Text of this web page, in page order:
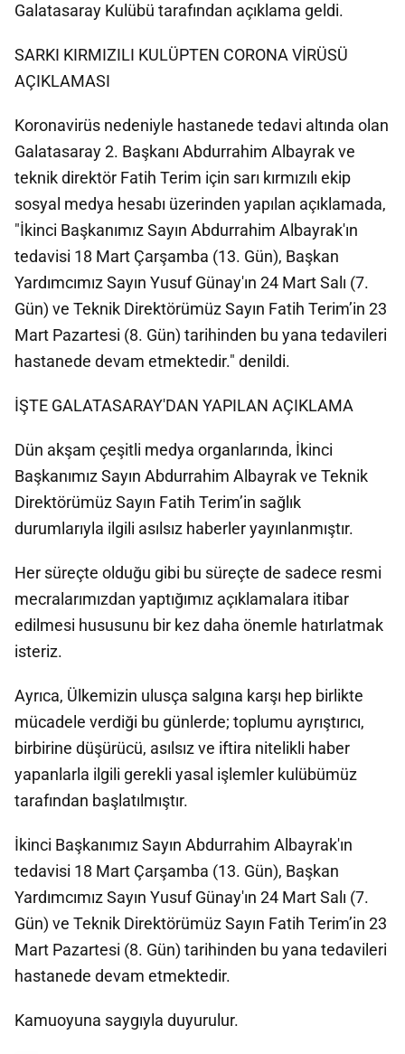
Galatasaray Kulübü tarafından açıklama geldi.
SARKI KIRMIZILI KULÜPTEN CORONA VİRÜSÜ
AÇIKLAMASI
Koronavirüs nedeniyle hastanede tedavi altında olan
Galatasaray 2. Başkanı Abdurrahim Albayrak ve
teknik direktör Fatih Terim için sarı kırmızılı ekip
sosyal medya hesabı üzerinden yapılan açıklamada,
"İkinci Başkanımız Sayın Abdurrahim Albayrak'ın
tedavisi 18 Mart Çarşamba (13. Gün), Başkan
Yardımcımız Sayın Yusuf Günay'ın 24 Mart Salı (7.
Gün) ve Teknik Direktörümüz Sayın Fatih Terim’in 23
Mart Pazartesi (8. Gün) tarihinden bu yana tedavileri
hastanede devam etmektedir." denildi.
İŞTE GALATASARAY'DAN YAPILAN AÇIKLAMA
Dün akşam çeşitli medya organlarında, İkinci
Başkanımız Sayın Abdurrahim Albayrak ve Teknik
Direktörümüz Sayın Fatih Terim’in sağlık
durumlarıyla ilgili asılsız haberler yayınlanmıştır.
Her süreçte olduğu gibi bu süreçte de sadece resmi
mecralarımızdan yaptığımız açıklamalara itibar
edilmesi hususunu bir kez daha önemle hatırlatmak
isteriz.
Ayrıca, Ülkemizin ulusça salgına karşı hep birlikte
mücadele verdiği bu günlerde; toplumu ayrıştırıcı,
birbirine düşürücü, asılsız ve iftira nitelikli haber
yapanlarla ilgili gerekli yasal işlemler kulübümüz
tarafından başlatılmıştır.
İkinci Başkanımız Sayın Abdurrahim Albayrak'ın
tedavisi 18 Mart Çarşamba (13. Gün), Başkan
Yardımcımız Sayın Yusuf Günay'ın 24 Mart Salı (7.
Gün) ve Teknik Direktörümüz Sayın Fatih Terim’in 23
Mart Pazartesi (8. Gün) tarihinden bu yana tedavileri
hastanede devam etmektedir.
Kamuoyuna saygıyla duyurulur.